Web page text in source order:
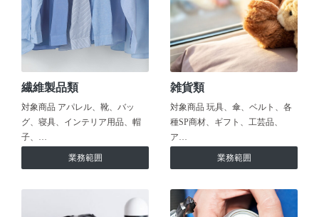
繊維製品類
対象商品 アパレル、靴、バッ
グ、寝具、インテリア用品、帽
子、…
業務範囲
雑貨類
対象商品 玩具、傘、ベルト、各
種SP商材、ギフト、工芸品、
ア…
業務範囲